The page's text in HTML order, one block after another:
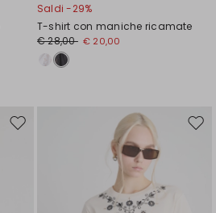
Saldi -29%
T-shirt con maniche ricamate
€ 28,00 € 20,00
Sposta